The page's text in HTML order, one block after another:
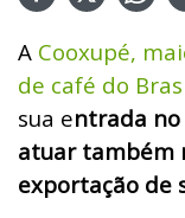
A Cooxupé,
de café do
sua entrada no
atuar também
exportação de